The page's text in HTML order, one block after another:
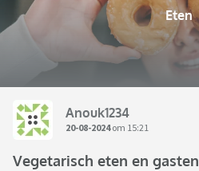
Eten
Anouk1234
20-08-2024om 15:21
Vegetarisch eten en gasten